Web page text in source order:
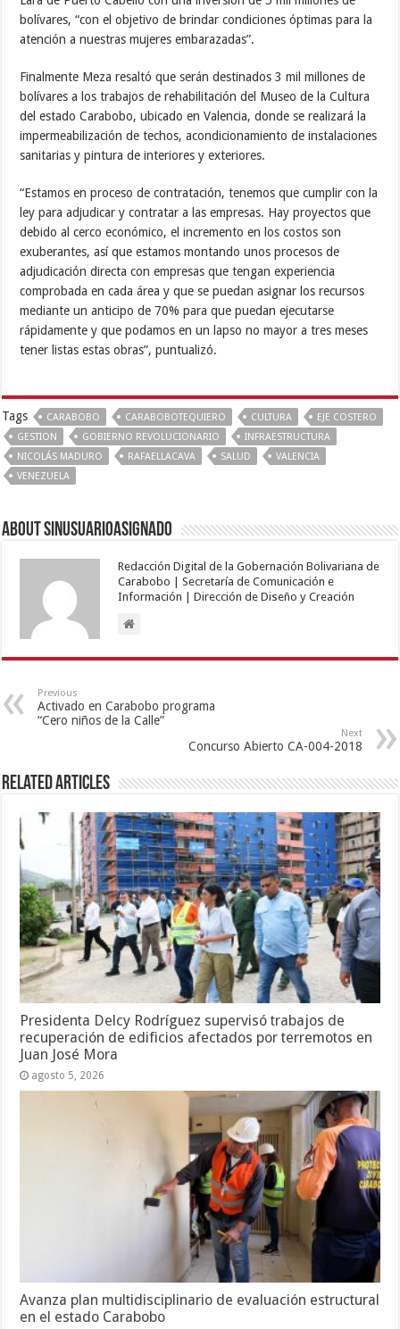
bolívares, “con el objetivo de brindar condiciones óptimas para la
atención a nuestras mujeres embarazadas”.
Finalmente Meza resaltó que serán destinados 3 mil millones de
bolívares a los trabajos de rehabilitación del Museo de la Cultura
del estado Carabobo, ubicado en Valencia, donde se realizará la
impermeabilización de techos, acondicionamiento de instalaciones
sanitarias y pintura de interiores y exteriores.
“Estamos en proceso de contratación, tenemos que cumplir con la
ley para adjudicar y contratar a las empresas. Hay proyectos que
debido al cerco económico, el incremento en los costos son
exuberantes, así que estamos montando unos procesos de
adjudicación directa con empresas que tengan experiencia
comprobada en cada área y que se puedan asignar los recursos
mediante un anticipo de 70% para que puedan ejecutarse
rápidamente y que podamos en un lapso no mayor a tres meses
tener listas estas obras”, puntualizó.
Tags CARABOBO CARABOBOTEQUIERO CULTURA
EJE COSTERO
GESTION
GOBIERNO REVOLUCIONARIO
INFRAESTRUCTURA
NICOLÁS MADURO
RAFAELLACAVA SALUD
VALENCIA
VENEZUELA
About sinusuarioasignado
Redacción Digital de la Gobernación Bolivariana de
Carabobo | Secretaría de Comunicación e
Información | Dirección de Diseño y Creación
Previous
Activado en Carabobo programa
“Cero niños de la Calle”
Next
Concurso Abierto CA-004-2018
Related Articles
Presidenta Delcy Rodríguez supervisó trabajos de
recuperación de edificios afectados por terremotos en
Juan José Mora
agosto 5, 2026
Avanza plan multidisciplinario de evaluación estructural
en el estado Carabobo